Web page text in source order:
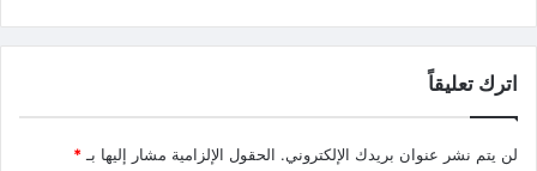
اترك تعليقاً
لن يتم نشر عنوان بريدك الإلكتروني. الحقول الإلزامية مشار إليها بـ *